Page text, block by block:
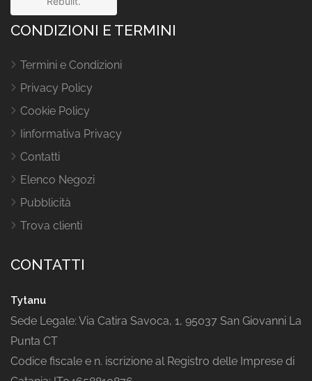
CONDIZIONI E TERMINI
Termini e Condizioni
Privacy Policy
Cookie Policy
Iinformativa Privacy
Contatti
Elenco Negozi
Pubblicità
Trova clienti
CONTATTI
Tytanu
Sede Legale: Via Catira Savoca, 1, 95037 San Giovanni La
Punta CT
Codice fiscale e n. iscrizione al Registro delle Imprese di